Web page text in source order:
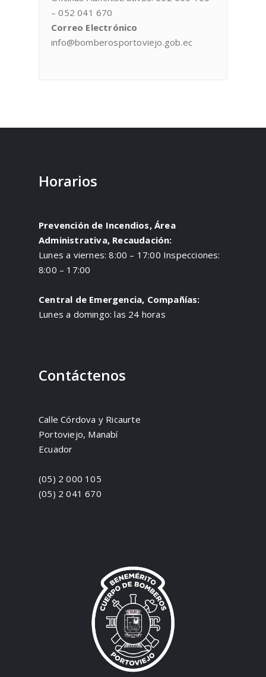
– 052 041 670
Correo Electrónico
info@bomberosportoviejo.gob.ec
Horarios
Prevención de Incendios, Área
Administrativa, Recaudación:
Lunes a viernes: 8:00 – 17:00 Inspecciones:
8:00 – 17:00
Central de Emergencia, Compañías:
Lunes a domingo: las 24 horas
Contáctenos
Calle Córdova y Ricaurte
Portoviejo, Manabí
Ecuador
(05) 2 000 105
(05) 2 041 670